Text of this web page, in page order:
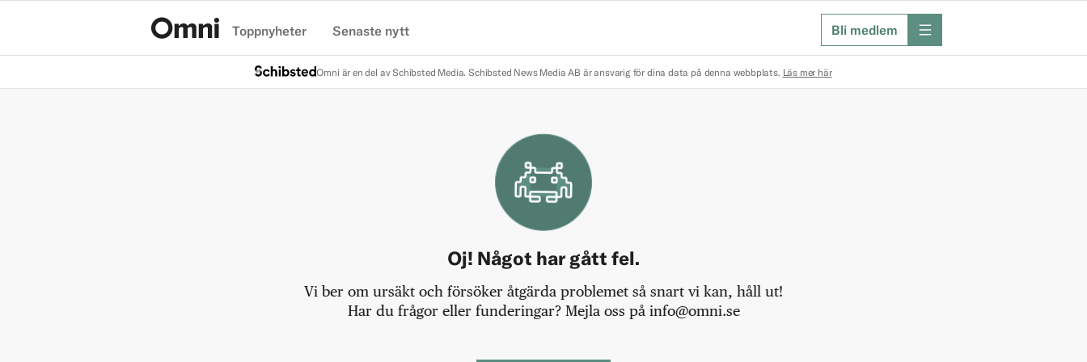
Toppnyheter Senaste nytt Bli medlem meny
Omni är en del av Schibsted Media. Schibsted News Media AB är ansvarig för dina data på denna webbplats. Läs mer här
Oj! Något har gått fel.
Vi ber om ursäkt och försöker åtgärda problemet så snart vi kan, håll ut!
Har du frågor eller funderingar? Mejla oss på info@omni.se